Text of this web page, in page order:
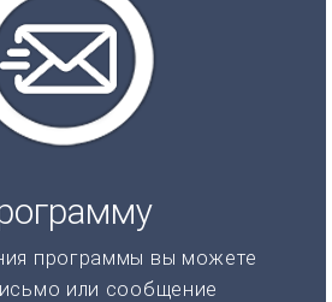
программы вы можете
или сообщение